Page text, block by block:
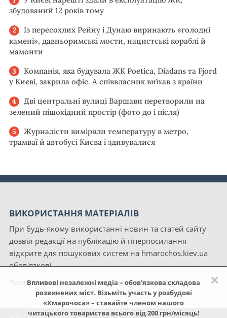
×
Впливові незалежні медіа – обов'язкова складова
розвинених міст. Візьміть участь у розбудові
«Хмарочоса» – ставайте членом нашого
читацького товариства всього від 200 грн/місяць!
збудований 12 років тому
Із пересохлих Рейну і Дунаю виринають «голодні
камені», давньоримські мости, нацистські кораблі й
мамонти
Компанія, яка будувала ЖК Poetica, Diadans та Fjord
у Києві, закрила офіс. А співвласник виїхав з країни
Дві центральні вулиці Варшави перетворили на
зелений пішохідний простір (фото до і після)
Журналісти виміряли температуру в метро,
трамваї й автобусі Києва і здивувалися
ВИКОРИСТАННЯ МАТЕРІАЛІВ
При будь-якому використанні новин та статей сайту
дозвіл редакції на публікацію й гіперпосилання
відкрите для пошукових систем на hmarochos.kiev.ua
обов'язкові.
Політика конфіденційності сайту «Хмарочос»